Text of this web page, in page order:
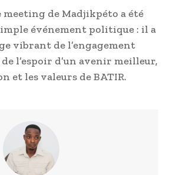
meeting de Madjikpéto a été
événement politique : il a
vibrant de l’engagement
l’espoir d’un avenir meilleur,
et les valeurs de BATIR.